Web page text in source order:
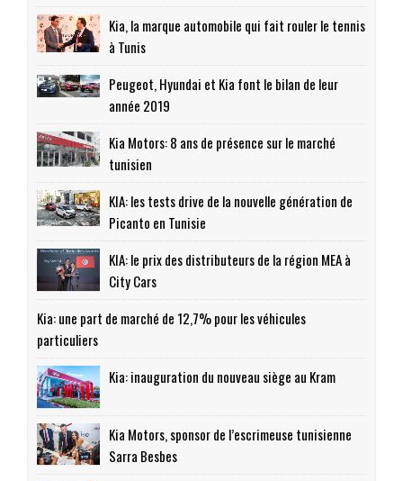
Kia, la marque automobile qui fait rouler le tennis
à Tunis
Peugeot, Hyundai et Kia font le bilan de leur
année 2019
Kia Motors: 8 ans de présence sur le marché
tunisien
KIA: les tests drive de la nouvelle génération de
Picanto en Tunisie
KIA: le prix des distributeurs de la région MEA à
City Cars
Kia: une part de marché de 12,7% pour les véhicules
particuliers
Kia: inauguration du nouveau siège au Kram
Kia Motors, sponsor de l’escrimeuse tunisienne
Sarra Besbes